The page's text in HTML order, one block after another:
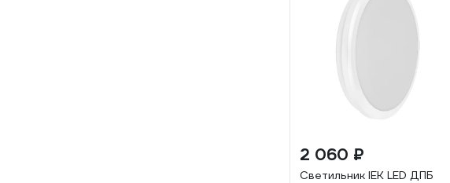
2 060 ₽
Светильник IEK LED ДПБ